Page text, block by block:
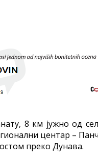
8 км јужно од
центар –
преко Дунава.